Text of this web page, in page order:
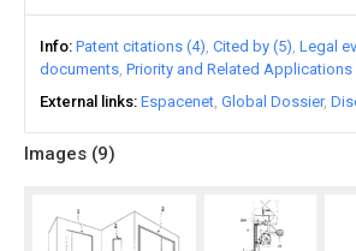
Images (9)
Info Patent citations (4) Cited by (5) Legal
documents Priority and Related Applications
External links Espacenet Global Dossier